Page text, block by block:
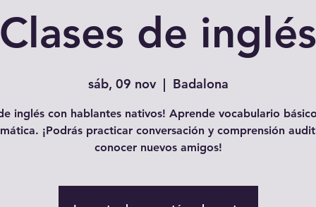
Clases de inglés
sáb, 09 nov
  |
Badalona
inglés con hablantes nativos! Aprende vocabulario
¡Podrás practicar conversación y comprensión
conocer nuevos amigos!